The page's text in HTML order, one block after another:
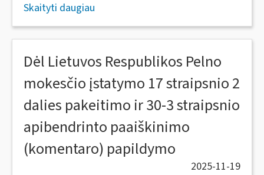
Skaityti daugiau
Dėl Lietuvos Respublikos Pelno
mokesčio įstatymo 17 straipsnio 2
dalies pakeitimo ir 30-3 straipsnio
apibendrinto paaiškinimo
(komentaro) papildymo
2025-11-19